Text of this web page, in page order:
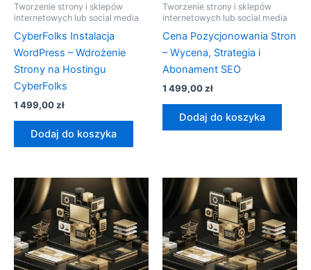
Tworzenie strony i sklepów
internetowych lub social media
CyberFolks Instalacja
WordPress – Wdrożenie
Strony na Hostingu
CyberFolks
1 499,00zł
Dodaj do koszyka
Tworzenie strony i sklepów
internetowych lub social media
Cena Pozycjonowania Stron
– Wycena, Strategia i
Abonament SEO
1 499,00zł
Dodaj do koszyka